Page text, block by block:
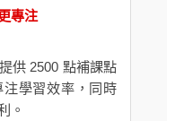
專注
供 2500 點補課點
學習效率，同時
。